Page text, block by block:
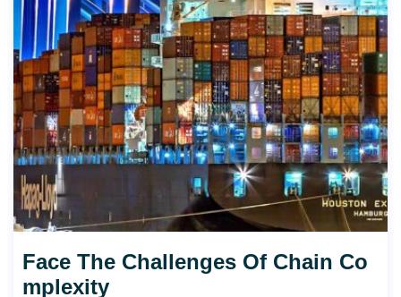
Face The Challenges Of Chain Co
mplexity